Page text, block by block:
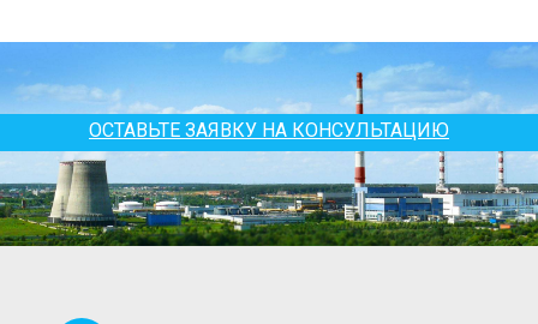
ОСТАВЬТЕ ЗАЯВКУ НА КОНСУЛЬТАЦИЮ